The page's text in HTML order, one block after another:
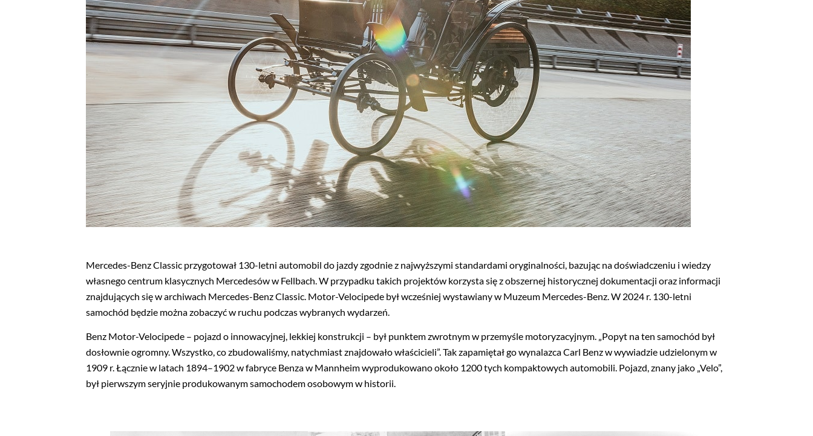
Mercedes-Benz Classic przygotował 130-letni automobil do jazdy zgodnie z najwyższymi standardami oryginalności, bazując na doświadczeniu i wiedzy
własnego centrum klasycznych Mercedesów w Fellbach. W przypadku takich projektów korzysta się z obszernej historycznej dokumentacji oraz informacji
znajdujących się w archiwach Mercedes-Benz Classic. Motor-Velocipede był wcześniej wystawiany w Muzeum Mercedes-Benz. W 2024 r. 130-letni
samochód będzie można zobaczyć w ruchu podczas wybranych wydarzeń.
Benz Motor-Velocipede – pojazd o innowacyjnej, lekkiej konstrukcji – był punktem zwrotnym w przemyśle motoryzacyjnym. „Popyt na ten samochód był
dosłownie ogromny. Wszystko, co zbudowaliśmy, natychmiast znajdowało właścicieli”. Tak zapamiętał go wynalazca Carl Benz w wywiadzie udzielonym w
1909 r. Łącznie w latach 1894–1902 w fabryce Benza w Mannheim wyprodukowano około 1200 tych kompaktowych automobili. Pojazd, znany jako „Velo”,
był pierwszym seryjnie produkowanym samochodem osobowym w historii.